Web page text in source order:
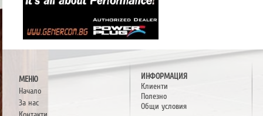
МЕНЮ
Начало
За нас
ИНФОРМАЦИЯ
Клиенти
Полезно
Общи условия